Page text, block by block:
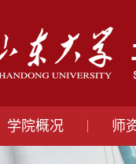
学院概况 师